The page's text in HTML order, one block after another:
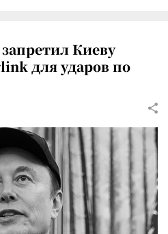
Киеву
для ударов по